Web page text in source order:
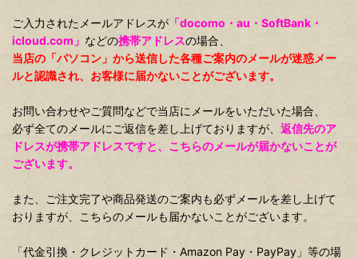
ご入力されたメールアドレスが 「docomo・au・SoftBank・
icloud.com」 などの携帯アドレスの場合、
当店の「パソコン」から送信した各種ご案内のメールが迷惑メー
ルと認識され、お客様に届かないことがございます。
お問い合わせやご質問などで当店にメールをいただいた場合、
必ず全てのメールにご返信を差し上げておりますが、 返信先のア
ドレスが携帯アドレスですと、こちらのメールが届かないことが
ございます。
また、ご注文完了や商品発送のご案内も必ずメールを差し上げて
おりますが、こちらのメールも届かないことがございます。
「代金引換・クレジットカード・Amazon Pay・PayPay」等の場